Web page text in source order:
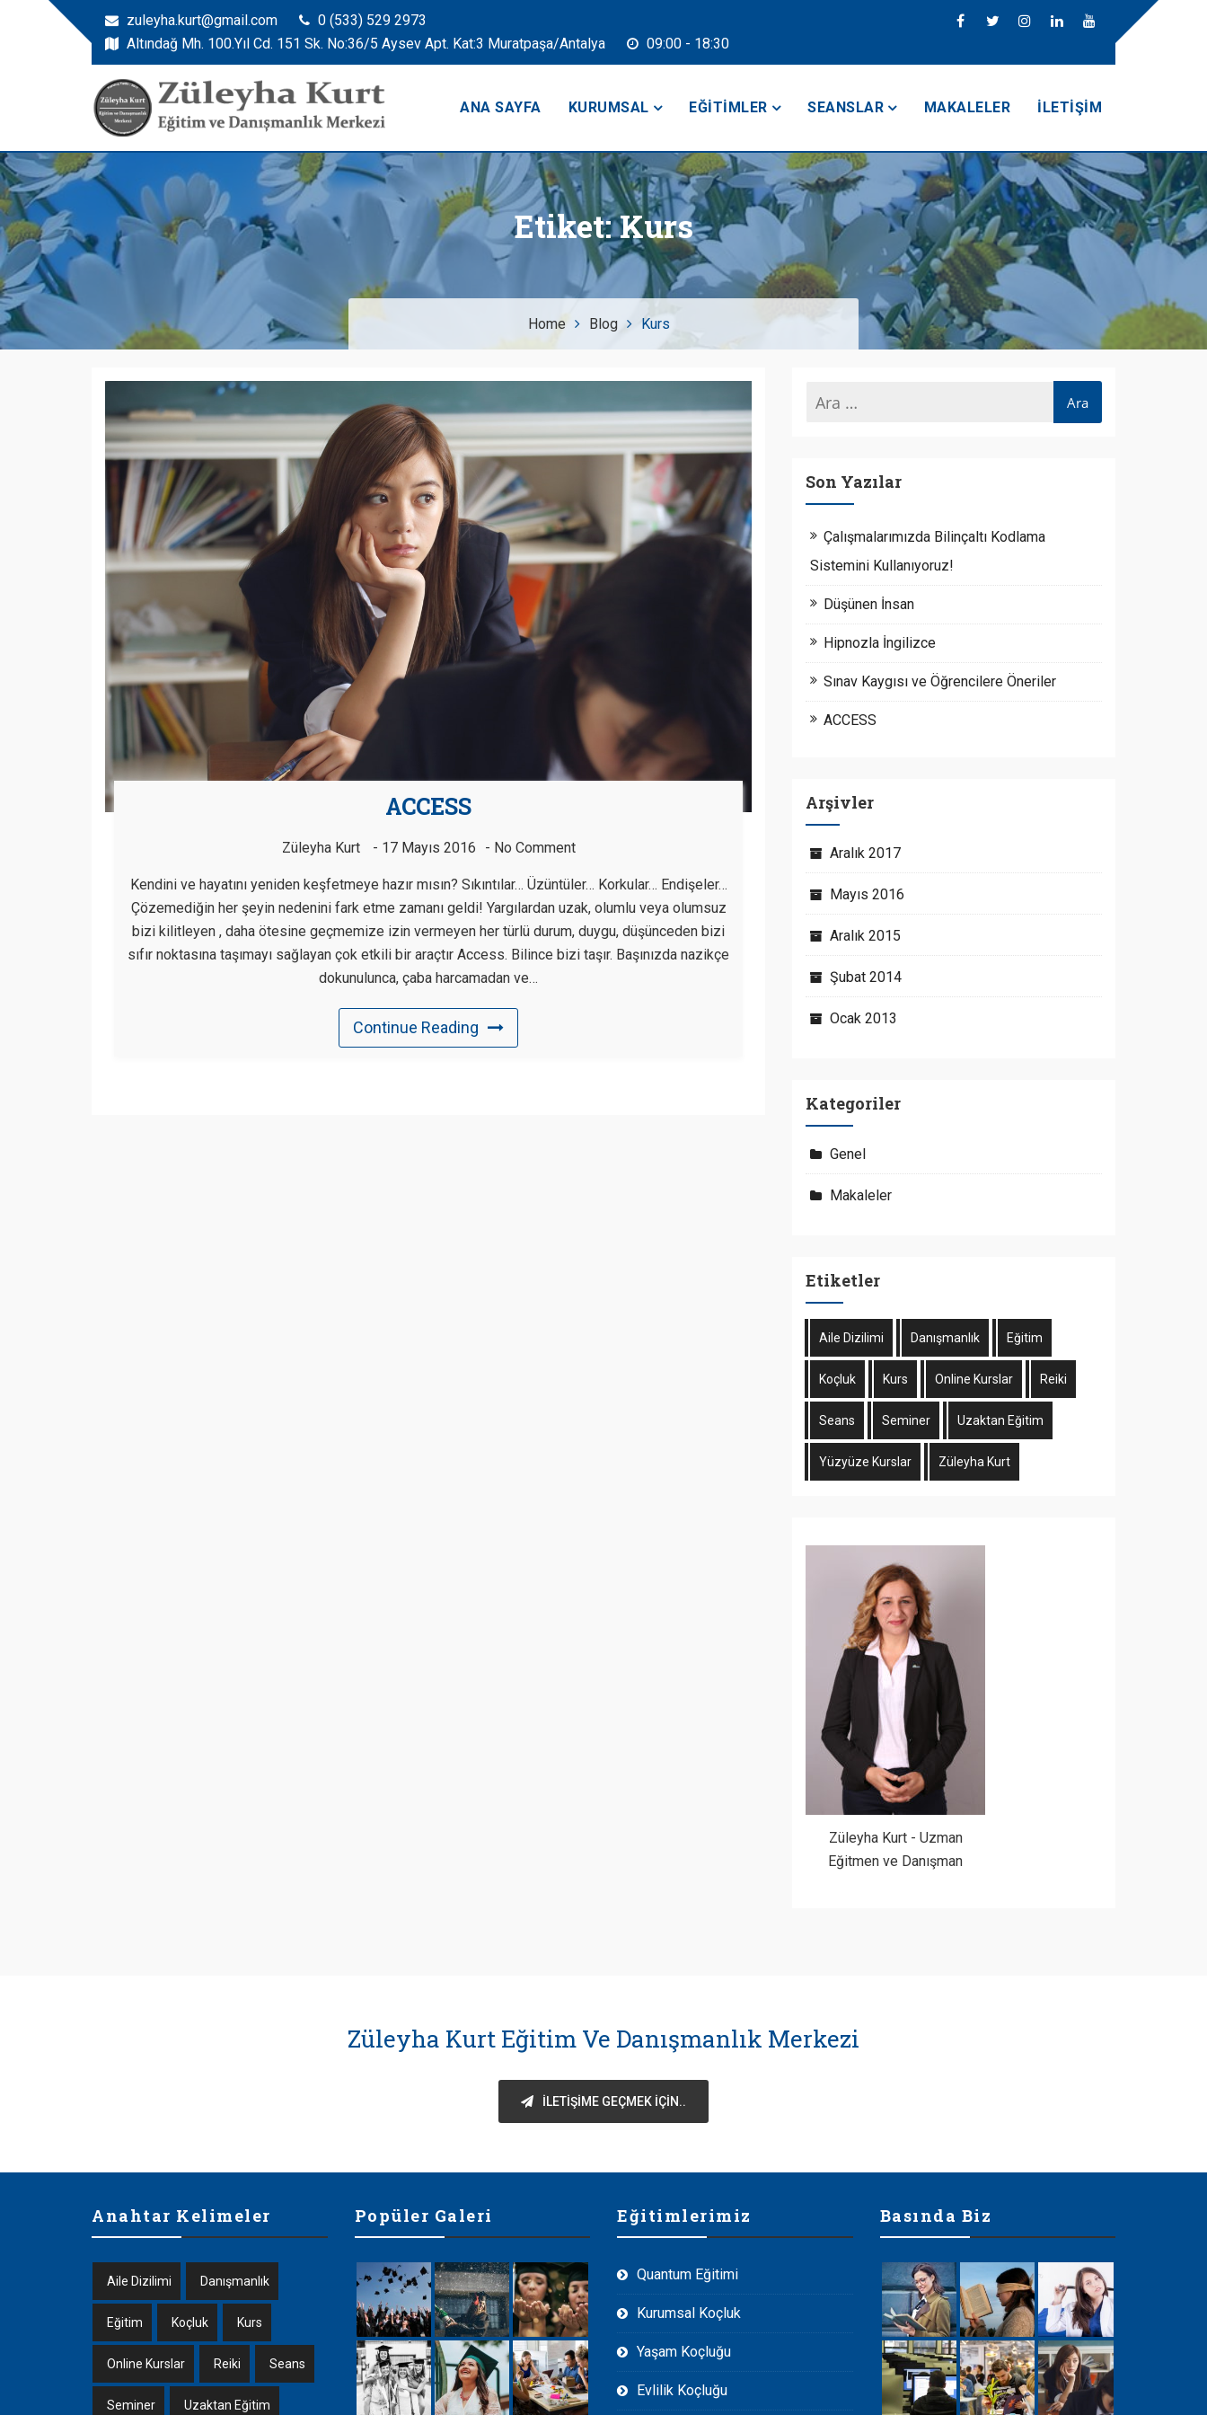
zuleyha.kurt@gmail.com
0 (533) 529 2973
Altındağ Mh. 100.Yıl Cd. 151 Sk. No:36/5 Aysev Apt. Kat:3 Muratpaşa/Antalya
09:00 - 18:30
Zuleyha Kurt
Züleyha Kurt Eğitim ve Danışmanlık Merkezi
ANA SAYFA KURUMSAL EĞITIMLER SEANSLAR MAKALELER İLETIŞIM
Etiket:Kurs
Home Blog Kurs
ACCESS
Züleyha Kurt 17 Mayıs 2016 No Comment
Kendini ve hayatını yeniden keşfetmeye hazır mısın? Sıkıntılar… Üzüntüler… Korkular… Endişeler…
Çözemediğin her şeyin nedenini fark etme zamanı geldi! Yargılardan uzak, olumlu veya olumsuz
bizi kilitleyen , daha ötesine geçmemize izin vermeyen her türlü durum, duygu, düşünceden bizi
sıfır noktasına taşımayı sağlayan çok etkili bir araçtır Access. Bilince bizi taşır. Başınızda nazikçe
dokunulunca, çaba harcamadan ve…
Continue Reading
Son Yazılar
Çalışmalarımızda Bilinçaltı Kodlama
Sistemini Kullanıyoruz!
Düşünen İnsan
Hipnozla İngilizce
Sınav Kaygısı ve Öğrencilere Öneriler
ACCESS
Arşivler
Aralık 2017
Mayıs 2016
Aralık 2015
Şubat 2014
Ocak 2013
Kategoriler
Genel
Makaleler
Etiketler
Aile Dizilimi Danışmanlık Eğitim
Koçluk Kurs Online Kurslar Reiki
Seans Seminer Uzaktan Eğitim
Yüzyüze Kurslar Züleyha Kurt
Züleyha Kurt - Uzman
Eğitmen ve Danışman
Züleyha Kurt Eğitim Ve Danışmanlık Merkezi
İLETIŞIME GEÇMEK IÇIN..
Anahtar Kelimeler
Aile Dizilimi Danışmanlık
Eğitim Koçluk Kurs
Online Kurslar Reiki Seans
Seminer Uzaktan Eğitim
Popüler Galeri Eğitimlerimiz
Quantum Eğitimi
Kurumsal Koçluk
Yaşam Koçluğu
Evlilik Koçluğu
Basında Biz